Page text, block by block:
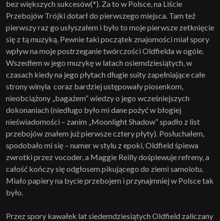
bez większych sukcesów(*). Za to w Polsce, na Liście
Przebojów Trójki dotarł do pierwszego miejsca. Tam też
pierwszy raz go usłyszałem i było to moje pierwsze zetknięcie
się z tą muzyką. Pewnie taki początek znajomości miał spory
wpływ na moje postrzeganie twórczości Oldfielda w ogóle.
Wszedłem w jego muzykę w latach osiemdziesiątych, w
czasach kiedy na jego płytach długie suity zapełniające całe
strony winyla coraz bardziej ustępowały piosenkom,
nieobciążony „bagażem” wiedzy o jego wcześniejszych
dokonaniach (niedługo było mi dane pożyć w błogiej
nieświadomości – zanim „Moonlight Shadow” spadło z list
przebojów znałem już pierwsze cztery płyty). Posłuchałem,
spodobało mi się – numer w stylu z epoki, Oldfield śpiewa
zwrotki przez vocoder, a Maggie Reilly dośpiewuje refreny, a
całość kończy się odgłosem pikującego do ziemi samolotu.
Miało papiery na bycie przebojem i przynajmniej w Polsce tak
było.
Przez spory kawałek lat siedemdziesiątych Oldfield zaliczany